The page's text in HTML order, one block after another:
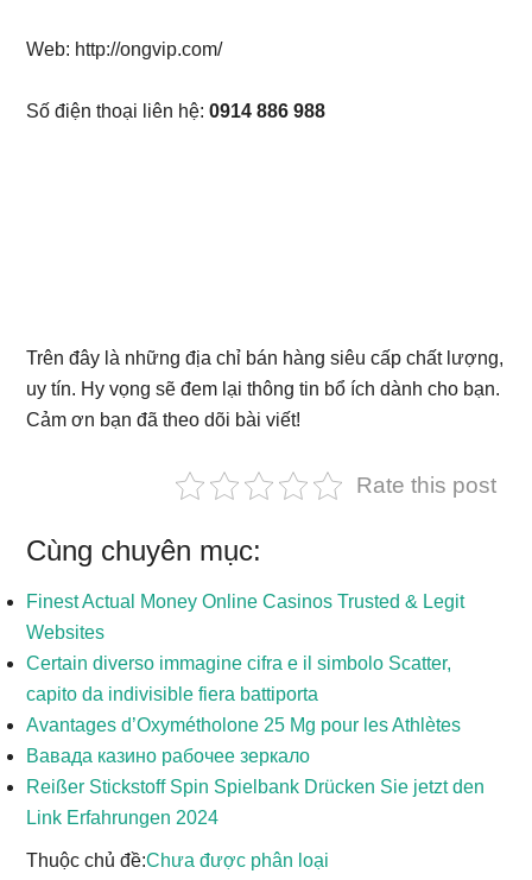
Web: http://ongvip.com/
Số điện thoại liên hệ:0914 886 988
Trên đây là những địa chỉ bán hàng siêu cấp chất lượng,
uy tín. Hy vọng sẽ đem lại thông tin bổ ích dành cho bạn.
Cảm ơn bạn đã theo dõi bài viết!
Rate this post
Cùng chuyên mục:
Finest Actual Money Online Casinos Trusted & Legit
Websites
Certain diverso immagine cifra e il simbolo Scatter,
capito da indivisible fiera battiporta
Avantages d’Oxymétholone 25 Mg pour les Athlètes
Вавада казино рабочее зеркало
Reißer Stickstoff Spin Spielbank Drücken Sie jetzt den
Link Erfahrungen 2024
Thuộc chủ đề:Chưa được phân loại